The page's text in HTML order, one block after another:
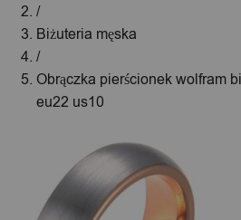
/
Biżuteria męska
/
Obrączka pierścionek wolfram
eu22 us10